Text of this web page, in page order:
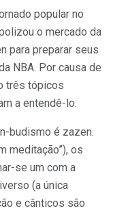
popular no
o mercado da
para preparar seus
NBA. Por causa de
três tópicos
a entendê-lo.
budismo é zazen.
meditação”), os
se um com a
(a única
e cânticos são